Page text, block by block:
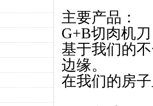
主要产品：
G+B切肉机刀
基于我们的
边缘。
在我们的房